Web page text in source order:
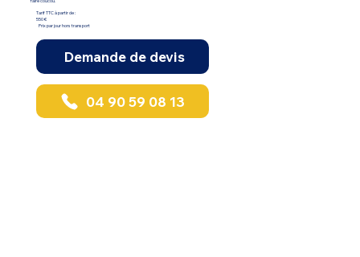
Tarif TTC à partir de :
550 €
Prix par jour hors transport
Demande de devis
04 90 59 08 13